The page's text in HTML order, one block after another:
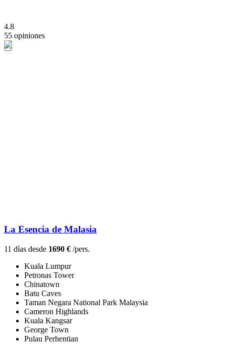
4.8
55 opiniones
La Esencia de Malasia
11 días desde 1690 € /pers.
Kuala Lumpur
Petronas Tower
Chinatown
Batu Caves
Taman Negara National Park Malaysia
Cameron Highlands
Kuala Kangsar
George Town
Pulau Perhentian